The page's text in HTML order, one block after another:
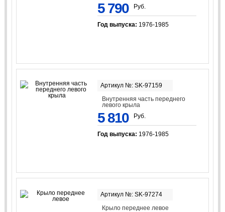
5 790 Руб.
Год выпуска: 1976-1985
Артикул №: SK-97159
Внутренняя часть переднего
левого крыла
5 810 Руб.
Год выпуска: 1976-1985
Артикул №: SK-97274
Крыло переднее левое